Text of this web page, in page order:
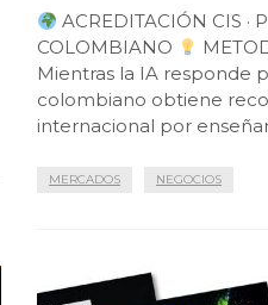
ACREDITACIÓN CIS ·
COLOMBIANO
Mientras la IA responde
colombiano obtiene
internacional por
MERCADOS NEGOCIOS